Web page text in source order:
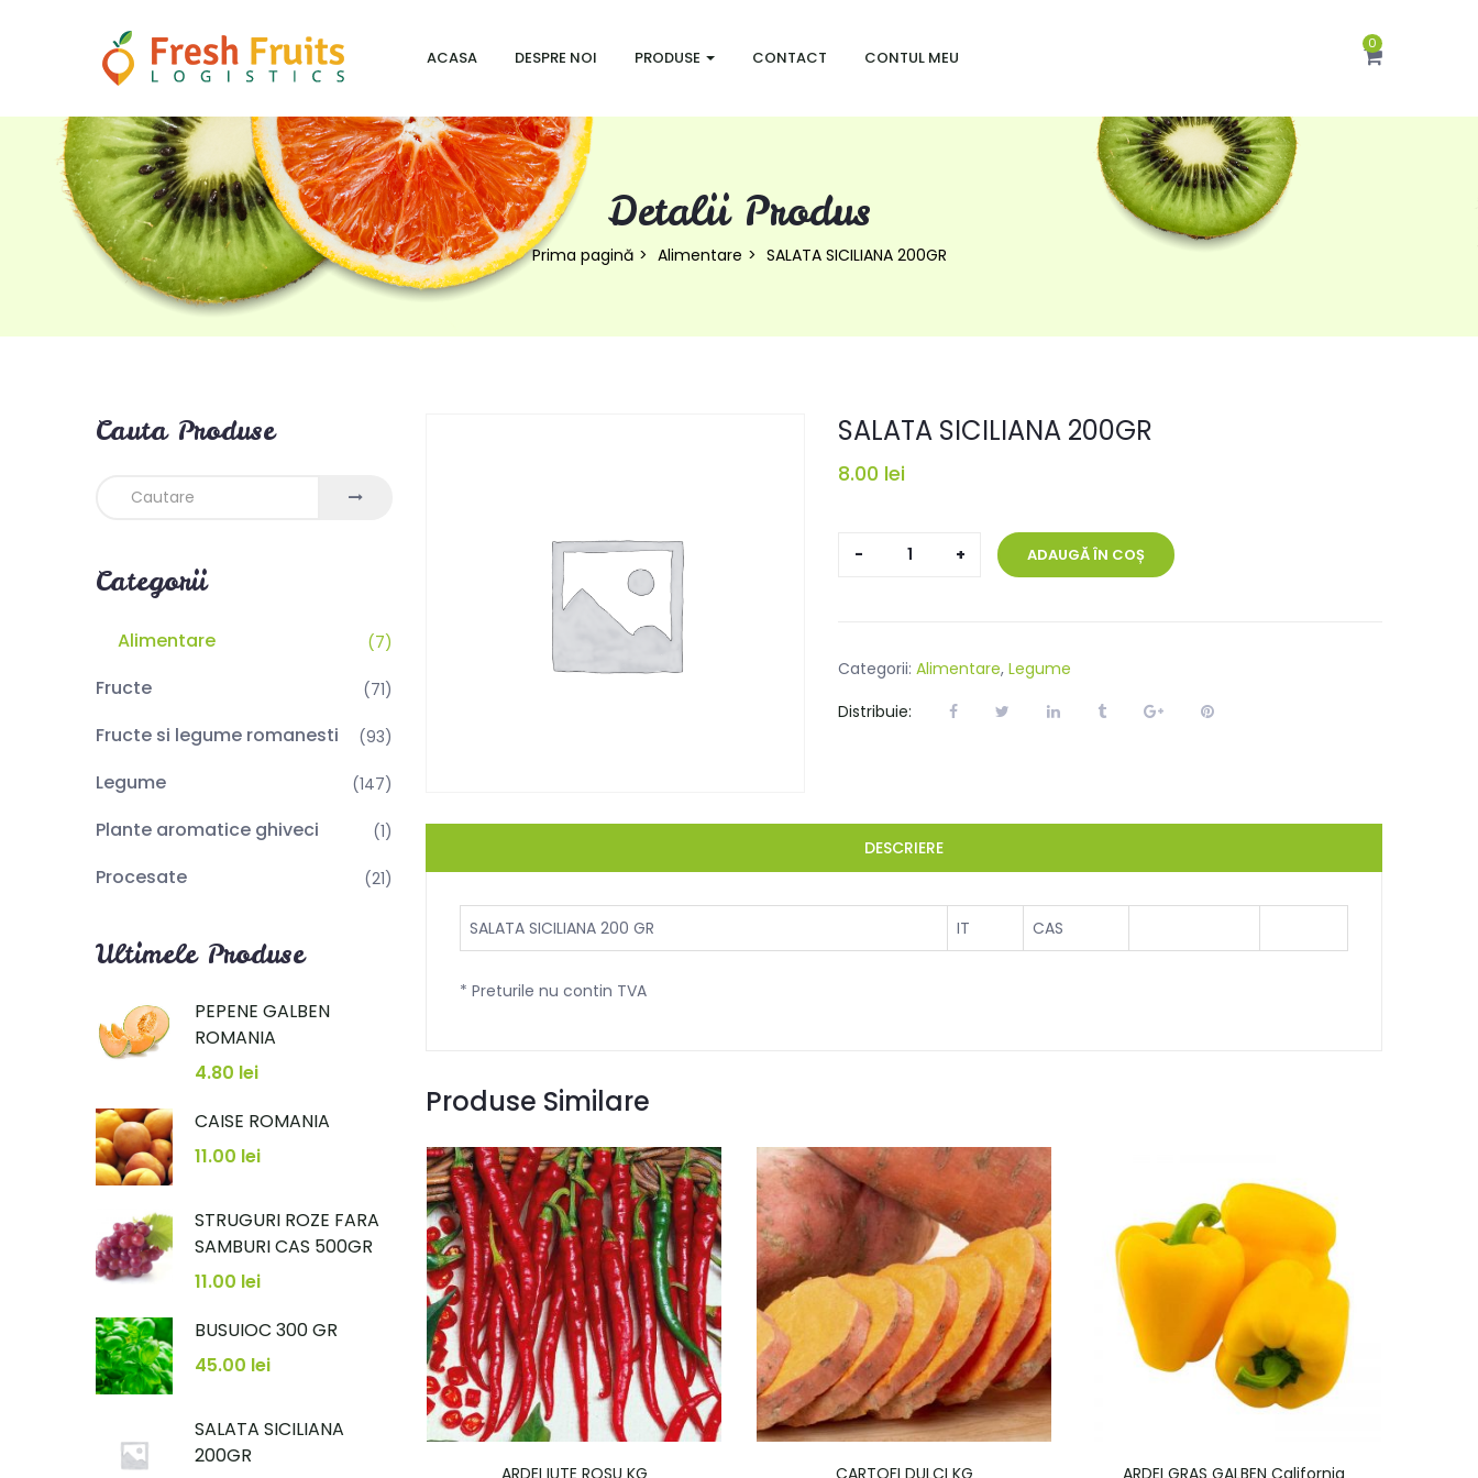
ACASA DESPRE NOI PRODUSE CONTACT CONTUL MEU
0
Detalii Produs
Prima pagină Alimentare SALATA SICILIANA 200GR
Cauta Produse
Categorii
Alimentare (7)
Fructe (71)
Fructe si legume romanesti (93)
Legume (147)
Plante aromatice ghiveci (1)
Procesate (21)
Ultimele Produse
PEPENE GALBEN
ROMANIA
4.80 lei
CAISE ROMANIA
11.00 lei
STRUGURI ROZE FARA
SAMBURI CAS 500GR
11.00 lei
BUSUIOC 300 GR
45.00 lei
SALATA SICILIANA
200GR
SALATA SICILIANA 200GR
8.00 lei
Cantitate
ADAUGĂ ÎN COȘ
Categorii: Alimentare, Legume
Distribuie:
DESCRIERE
SALATA SICILIANA 200 GR IT CAS
* Preturile nu contin TVA
Produse Similare
ARDEI IUTE ROSU KG CARTOFI DULCI KG ARDEI GRAS GALBEN California